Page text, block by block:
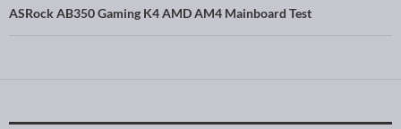
ASRock AB350 Gaming K4 AMD AM4 Mainboard Test